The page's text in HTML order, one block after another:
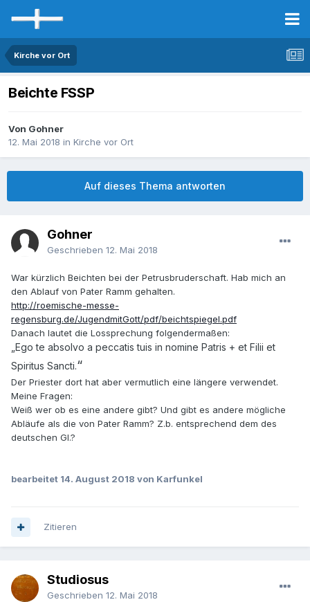
Kirche vor Ort
Beichte FSSP
Von Gohner
12. Mai 2018 in Kirche vor Ort
Auf dieses Thema antworten
Gohner
Geschrieben 12. Mai 2018
War kürzlich Beichten bei der Petrusbruderschaft. Hab mich an
den Ablauf von Pater Ramm gehalten.
http://roemische-messe-
regensburg.de/JugendmitGott/pdf/beichtspiegel.pdf
Danach lautet die Lossprechung folgendermaßen:
„Ego te absolvo a peccatis tuis in nomine Patris + et Filii et
Spiritus Sancti.“
Der Priester dort hat aber vermutlich eine längere verwendet.
Meine Fragen:
Weiß wer ob es eine andere gibt? Und gibt es andere mögliche
Abläufe als die von Pater Ramm? Z.b. entsprechend dem des
deutschen Gl.?
bearbeitet 14. August 2018 von Karfunkel
Zitieren
Studiosus
Geschrieben 12. Mai 2018